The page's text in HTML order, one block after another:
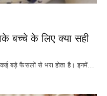
बच्चे के लिए क्या सही
कई बड़े फैसलों से भरा होता है। इनमें…